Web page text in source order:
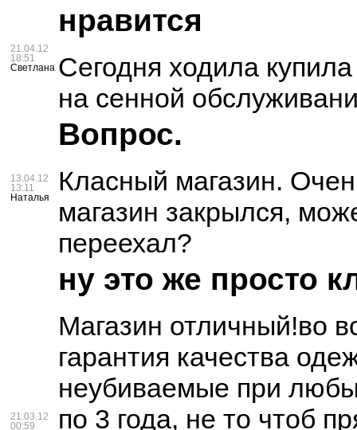
21.04.12
18:51
Светлана
нравится
Сегодня ходила
на сенной
13.04.12
13:11
Наталья
Вопрос.
Класный магазин.
магазин закрылся,
переехал?
21.03.12
00:59
ну это же просто
Магазин отличный!во
гарантия качества
неубиваемые при
по 3 года, не то чтоб